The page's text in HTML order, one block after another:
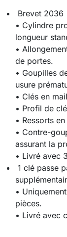
Brevet 2036
• Cylindre
longueur
•
de portes.
• Goupilles
usure
• Clés en
• Profil de
• Ressorts
• Contre-
assurant la
• Livré avec
1 clé passe
•
pièces.
• Livré avec